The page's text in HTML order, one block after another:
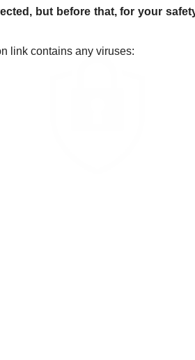
but before that, for your
link contains any viruses: